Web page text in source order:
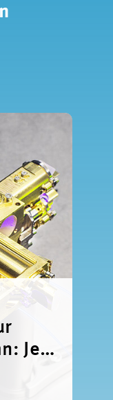
Jena